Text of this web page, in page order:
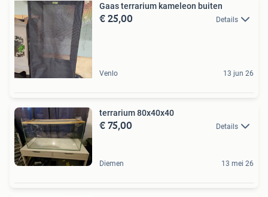
Gaas terrarium kameleon buiten
€ 25,00 Details
Venlo 13 jun 26
terrarium 80x40x40
€ 75,00 Details
Diemen 13 mei 26